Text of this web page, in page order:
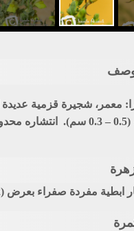
رعوي ضعيف.
مفردة صفراء بعرض (1.2 سم)، يزهر في مارس، ابريل.